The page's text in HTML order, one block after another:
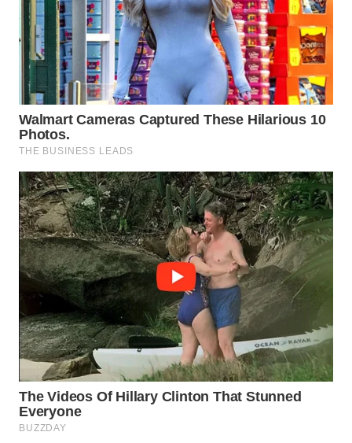
NET
WAHANA
SPORT
WAHANA
UMKM
SELEB
WAHANA
PERSONA
WAHANA
OTOMOTIF
WAHANA
HEALTH
WAHANA
DESA
WISATA